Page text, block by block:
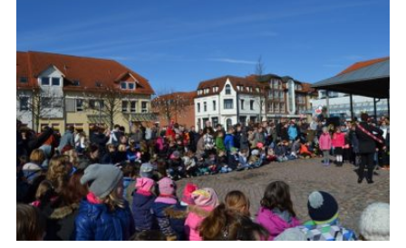
Wirtschaft
Kommentarrichtlinien und Netiquette für unsere Social Media-Kanäle
Willkommen in Strasburg (Uckermark)
Strasburger Ehrenamtspreis „SBG“
Welcome to Strasburg (Uckermark)